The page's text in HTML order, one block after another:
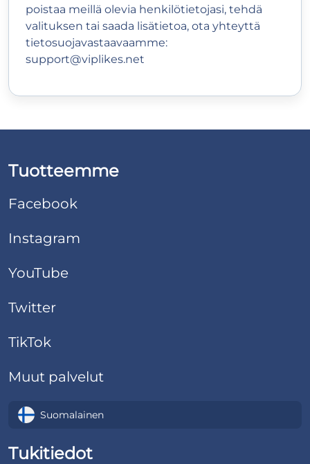
poistaa meillä olevia henkilötietojasi, tehdä
valituksen tai saada lisätietoa, ota yhteyttä
tietosuojavastaavaamme:
support@viplikes.net
Tuotteemme
Facebook
Instagram
YouTube
Twitter
TikTok
Muut palvelut
Suomalainen
Tukitiedot